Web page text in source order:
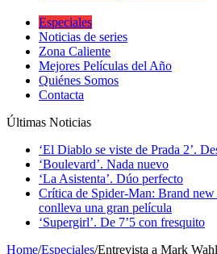
Especiales
Noticias de series
Zona Caliente
Mejores Películas del Año
Quiénes Somos
Contacta
Últimas Noticias
‘El Diablo se viste de Prada 2’.
‘Boulevard’. Nada nuevo
‘La Asistenta’. Dúo perfecto
Crítica de Spider-Man: Brand
conlleva una gran película
‘Supergirl’. De 7’5 con fresquito
Home/Especiales/Entrevista a Mark